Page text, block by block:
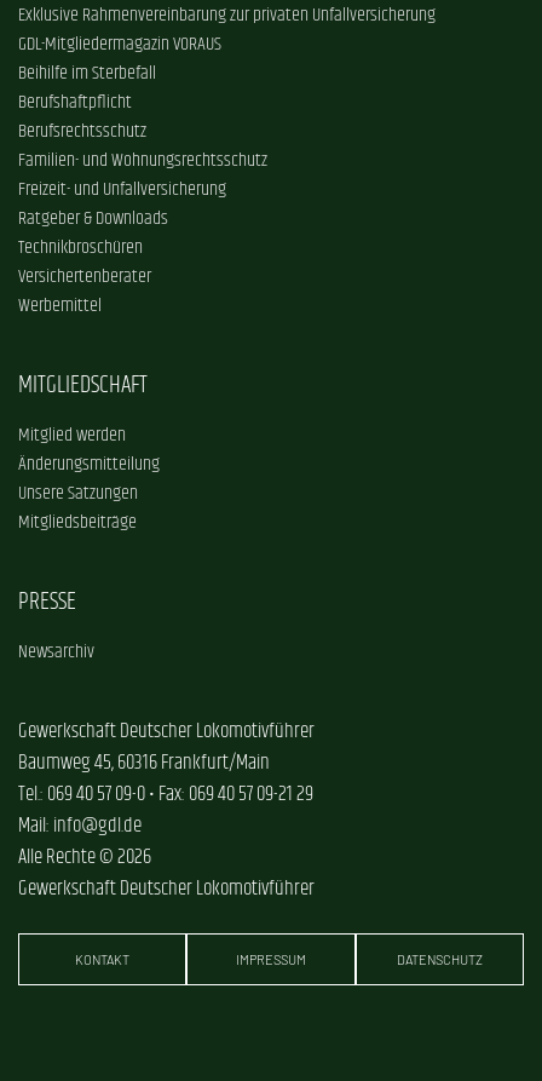
Exklusive Rahmenvereinbarung zur privaten Unfallversicherung
GDL-Mitgliedermagazin VORAUS
Beihilfe im Sterbefall
Berufshaftpflicht
Berufsrechtsschutz
Familien- und Wohnungsrechtsschutz
Freizeit- und Unfallversicherung
Ratgeber & Downloads
Technikbroschüren
Versichertenberater
Werbemittel
MITGLIEDSCHAFT
Mitglied werden
Änderungsmitteilung
Unsere Satzungen
Mitgliedsbeiträge
PRESSE
Newsarchiv
Gewerkschaft Deutscher Lokomotivführer
Baumweg 45, 60316 Frankfurt/Main
Tel.: 069 40 57 09-0 • Fax: 069 40 57 09-21 29
Mail: info@gdl.de
Alle Rechte © 2026
Gewerkschaft Deutscher Lokomotivführer
KONTAKT IMPRESSUM DATENSCHUTZ